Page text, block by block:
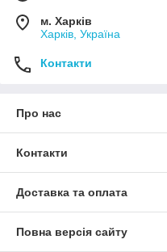
м. Харків
Харків, Україна
Контакти
Про нас
Контакти
Доставка та оплата
Повна версія сайту